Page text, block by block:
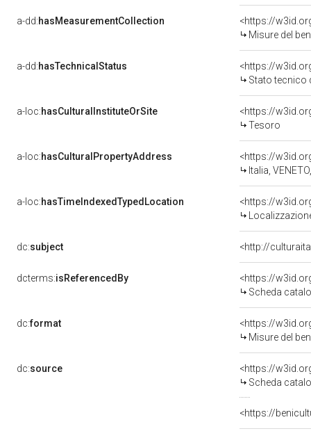
a-dd:hasMeasurementCollection
<https://
Misure del
a-dd:hasTechnicalStatus
<https://
Stato tecnico
a-loc:hasCulturalInstituteOrSite
Tesoro
a-loc:hasCulturalPropertyAddress
<https://
Italia,
a-loc:hasTimeIndexedTypedLocation
dc:subject <http://
dcterms:isReferencedBy
<https://
Scheda
dc:format
<https://
Misure del
dc:source
<https://
Scheda